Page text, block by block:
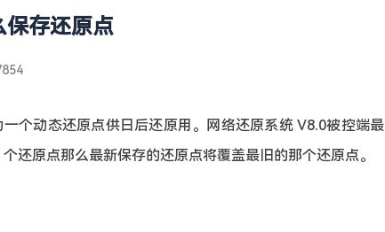
保存还原点
个动态还原点供日后还原用。网络还原系统 V8.0被控端最
还原点那么最新保存的还原点将覆盖最旧的那个还原点。